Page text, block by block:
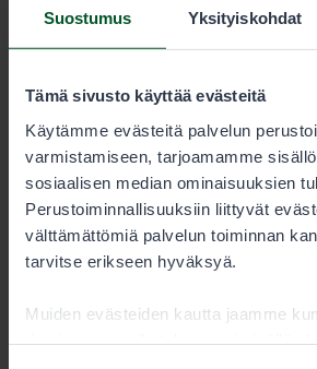
Suostumus Yksityiskohdat
Tämä sivusto käyttää evästeitä
Käytämme evästeitä palvelun
varmistamiseen, tarjoamamme
sosiaalisen median ominaisuuksien
Perustoiminnallisuuksiin liittyvät
välttämättömiä palvelun toiminnan
tarvitse erikseen hyväksyä.
Muiden evästeiden kautta jaamme
Ilves
Ilvestä voidaan metsästää, jos
myöntää ensin poikkeusluvan.
Tutustu lupaan